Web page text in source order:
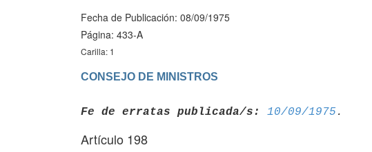
Fecha de Publicación: 08/09/1975
Página: 433-A
Carilla: 1
CONSEJO DE MINISTROS
Fe de erratas publicada/s: 10/09/1975
Artículo 198